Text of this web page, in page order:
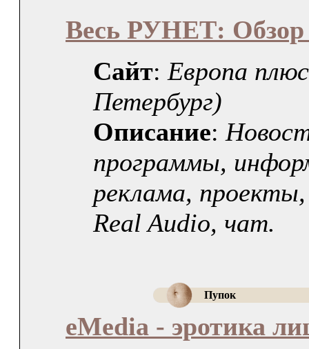
Весь РУНЕТ: Обзор
Сайт: Европа
Петербург)
Описание:
программы,
реклама,
Real Audio, чат.
Пупок
eMedia - эротика